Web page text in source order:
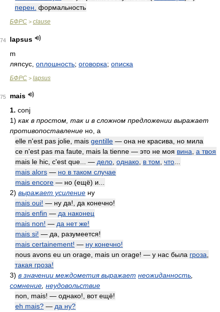
перен. формальность
БФРС > clause
74
lapsus
m
ляпсус, оплошность; оговорка; описка
БФРС > lapsus
75
mais
1. conj
1) как в простом, так и в сложном предложении выражает
противопоставление но, а
elle n'est pas jolie, mais gentille — она не красива, но мила
ce n'est pas ma faute, mais la tienne — это не моя вина а твоя
mais le hic, c'est que... — дело однако в том что
mais alors — но в таком случае
mais encore — но (ещё) и...
2) выражает усиление ну
mais oui! — ну да!, да конечно!
mais enfin — да наконец
mais non! — да нет же!
mais si! — да, разумеется!
mais certainement! — ну конечно!
nous avons eu un orage, mais un orage! — у нас была гроза
такая гроза!
3) в значении междометия выражает неожиданность
сомнение неудовольствие
non, mais! — однако!, вот ещё!
eh mais? — да ну?